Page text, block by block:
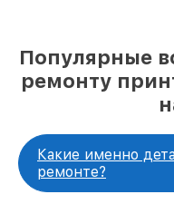
Популярные
ремонту
Какие именно
ремонте?